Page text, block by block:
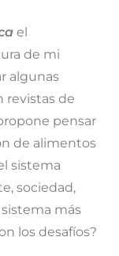
el
de mi
algunas
revistas de
pensar
de alimentos
sistema
sociedad,
más
los desafíos?